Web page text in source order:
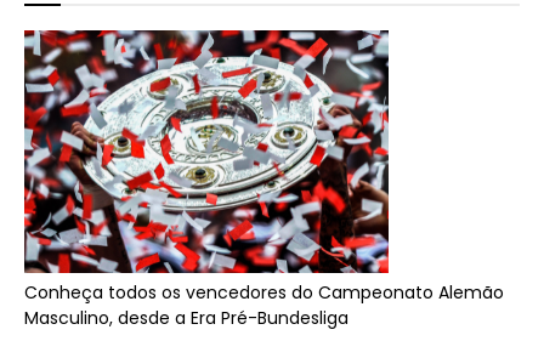
Conheça todos os vencedores do Campeonato Alemão
Masculino, desde a Era Pré-Bundesliga